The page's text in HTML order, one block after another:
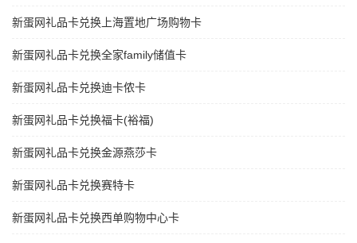
新蛋网礼品卡兑换上海置地广场购物卡
新蛋网礼品卡兑换全家family储值卡
新蛋网礼品卡兑换迪卡侬卡
新蛋网礼品卡兑换福卡(裕福)
新蛋网礼品卡兑换金源燕莎卡
新蛋网礼品卡兑换赛特卡
新蛋网礼品卡兑换西单购物中心卡